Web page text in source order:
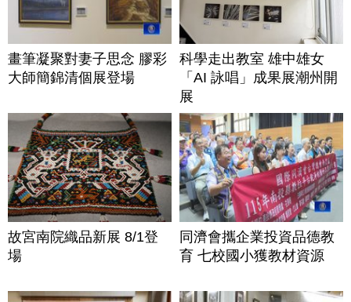
畫筆凝聚對妻子思念 膠彩
大師簡錦清個展登場
科學走出教室 雄中雄女
「AI 詠唱」成果展潮州開
展
故宮南院織品新展 8/1登
場
同濟會攜企業投資品德教
育 七校國小獲教材資源